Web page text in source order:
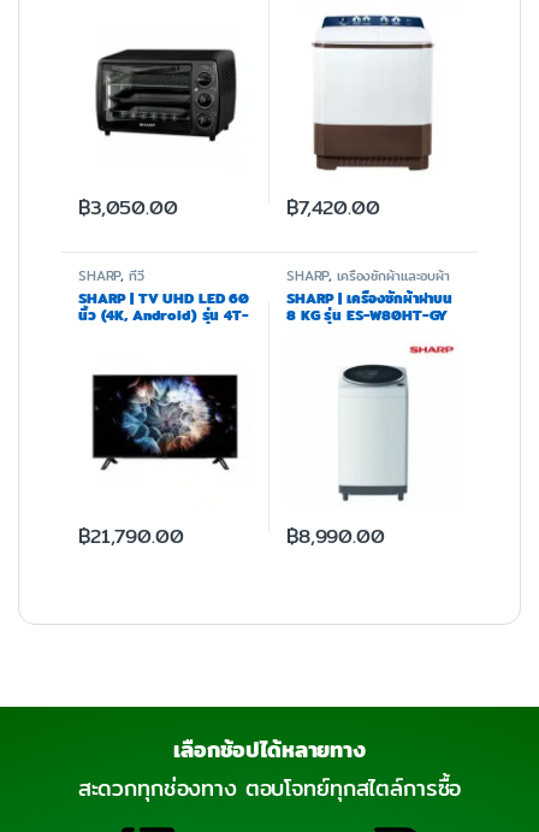
฿3,050.00 ฿7,420.00
SHARP,ทีวี
SHARP | TV UHD LED 60
นิ้ว (4K, Android) รุ่น 4T-
฿21,790.00
SHARP,เครื่องซักผ้าและอบผ้า
SHARP | เครื่องซักผ้าฝาบน
8 KG รุ่น ES-W80HT-GY
฿8,990.00
เลือกช้อปได้หลายทาง
สะดวกทุกช่องทาง ตอบโจทย์ทุกสไตล์การซื้อ